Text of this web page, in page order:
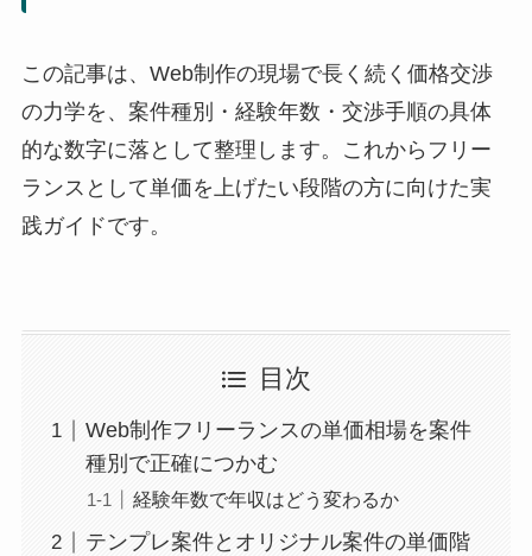
この記事は、Web制作の現場で長く続く価格交渉
の力学を、案件種別・経験年数・交渉手順の具体
的な数字に落として整理します。これからフリー
ランスとして単価を上げたい段階の方に向けた実
践ガイドです。
目次
Web制作フリーランスの単価相場を案件
種別で正確につかむ
経験年数で年収はどう変わるか
テンプレ案件とオリジナル案件の単価階